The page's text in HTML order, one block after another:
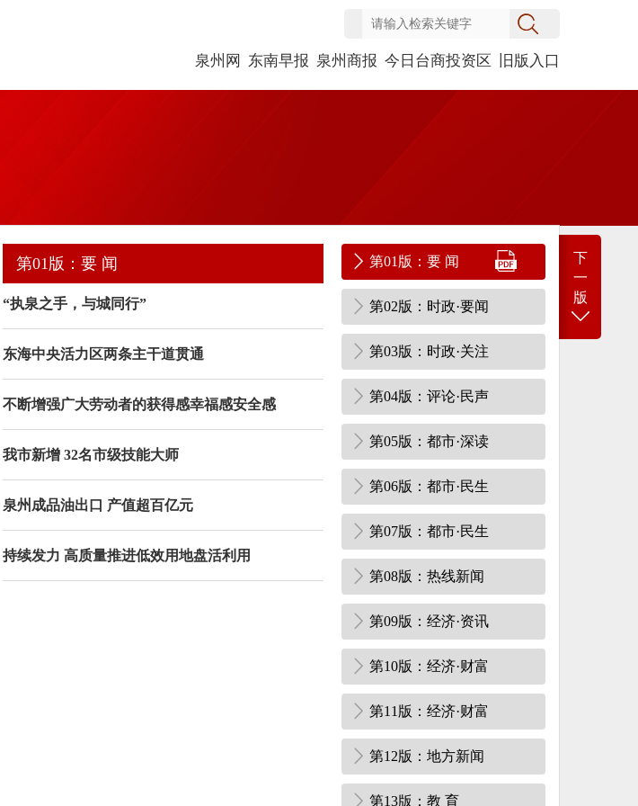
泉州网 东南早报 泉州商报 今日台商投资区 旧版入口
下
一
版
第01版：要 闻
“执泉之手，与城同行”
东海中央活力区两条主干道贯通
不断增强广大劳动者的获得感幸福感安全感
我市新增 32名市级技能大师
泉州成品油出口 产值超百亿元
持续发力 高质量推进低效用地盘活利用
第01版：要 闻
第02版：时政·要闻
第03版：时政·关注
第04版：评论·民声
第05版：都市·深读
第06版：都市·民生
第07版：都市·民生
第08版：热线新闻
第09版：经济·资讯
第10版：经济·财富
第11版：经济·财富
第12版：地方新闻
第13版：教 育